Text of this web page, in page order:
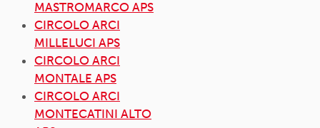
MASTROMARCO APS
CIRCOLO ARCI
MILLELUCI APS
CIRCOLO ARCI
MONTALE APS
CIRCOLO ARCI
MONTECATINI ALTO